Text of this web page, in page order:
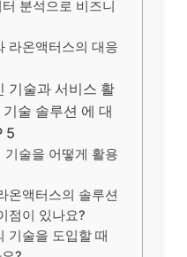
분석으로 비즈니
라온액터스의 대응
기술과 서비스 활
술 솔루션 에 대
5
기술을 어떻게 활용
온액터스의 솔루션
점이 있나요?
기술을 도입할 때